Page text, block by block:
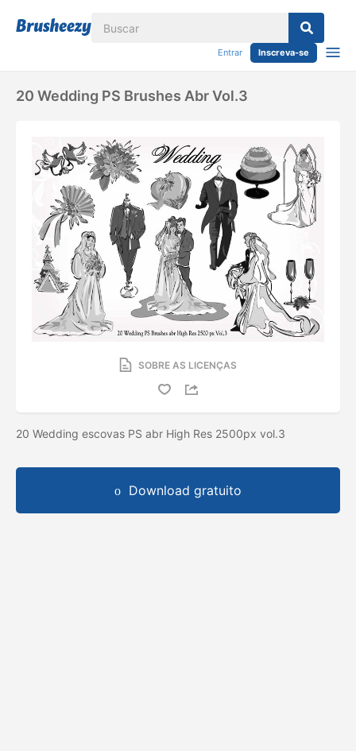
Entrar Inscreva-se
20 Wedding PS Brushes Abr Vol.3
SOBRE AS LICENÇAS
20 Wedding escovas PS abr High Res 2500px vol.3
Download gratuito